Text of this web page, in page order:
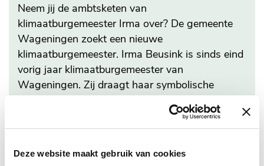
Deze website maakt gebruik van cookies
Neem jij de ambtsketen van
klimaatburgemeester Irma over? De gemeente
Wageningen zoekt een nieuwe
klimaatburgemeester. Irma Beusink is sinds eind
vorig jaar klimaatburgemeester van
Wageningen. Zij draagt haar symbolische
ambtsketen...